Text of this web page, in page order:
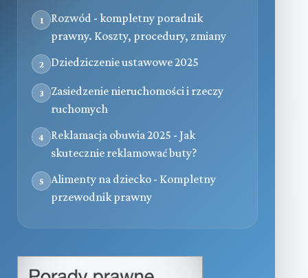
1
Rozwód - kompletny poradnik
prawny. Koszty, procedury, zmiany
2 Dziedziczenie ustawowe 2025
3
Zasiedzenie nieruchomości i rzeczy
ruchomych
4
Reklamacja obuwia 2025 - Jak
skutecznie reklamować buty?
5
Alimenty na dziecko - Kompletny
przewodnik prawny